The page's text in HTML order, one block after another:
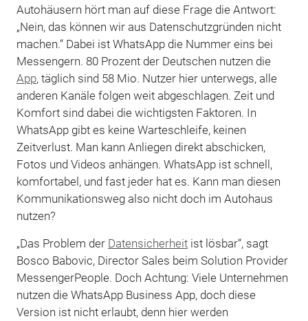
Autohäusern hört man auf diese Frage die Antwort:
„Nein, das können wir aus Datenschutzgründen nicht
machen.“ Dabei ist WhatsApp die Nummer eins bei
Messengern. 80 Prozent der Deutschen nutzen die
App, täglich sind 58 Mio. Nutzer hier unterwegs, alle
anderen Kanäle folgen weit abgeschlagen. Zeit und
Komfort sind dabei die wichtigsten Faktoren. In
WhatsApp gibt es keine Warteschleife, keinen
Zeitverlust. Man kann Anliegen direkt abschicken,
Fotos und Videos anhängen. WhatsApp ist schnell,
komfortabel, und fast jeder hat es. Kann man diesen
Kommunikationsweg also nicht doch im Autohaus
nutzen?
„Das Problem der Datensicherheitist lösbar“, sagt
Bosco Babovic, Director Sales beim Solution Provider
MessengerPeople. Doch Achtung: Viele Unternehmen
nutzen die WhatsApp Business App, doch diese
Version ist nicht erlaubt, denn hier werden